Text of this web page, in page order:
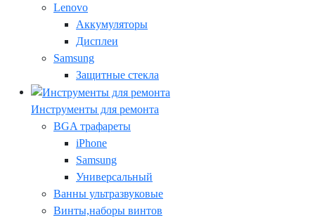
Lenovo
Аккумуляторы
Дисплеи
Samsung
Защитные стекла
Инструменты для ремонта
BGA трафареты
iPhone
Samsung
Универсальный
Ванны ультразвуковые
Винты,наборы винтов